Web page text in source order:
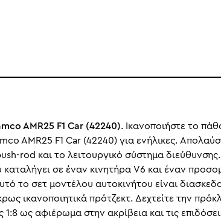
AMR25 F1 Car (42240). Ικανοποιήστε το
AMR25 F1 Car (42240) για ενήλικες.
rod και το λειτουργικό σύστημα
καταλήγει σε έναν κινητήρα V6 και έναν
το σετ μοντέλου αυτοκινήτου είναι
ικανοποιητικά πρότζεκτ. Δεχτείτε την
1:8 ως αφιέρωμα στην ακρίβεια και τις